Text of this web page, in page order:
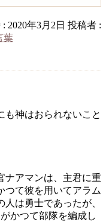
2020年3月2日 投稿者 :
葉
も神はおられないこと
ナアマンは、主君に重
つて彼を用いてアラム
は勇士であったが、
かつて部隊を編成し